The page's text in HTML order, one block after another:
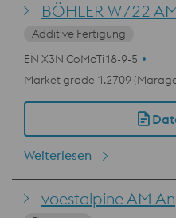
BÖHLER W722
Additive Fertigung
EN X3NiCoMoTi18-9-5
Market grade 1.2709
Weiterlesen
voestalpine AM